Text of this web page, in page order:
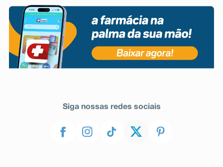
farmacêutico o aparecimento de reações indesejáveis
pelo uso do medicamento. Informe também à empresa
através do seu serviço de atendimento.
Siga nossas redes sociais